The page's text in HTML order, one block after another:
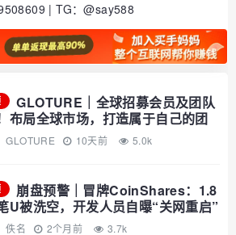
| TG：@say588
GLOTURE｜全球招募会员及团队
布局全球市场，打造属于自己的团
业，想增加收入？想打造团队？加
GLOTURE！
GLOTURE 10天前 5.0k
崩盘预警｜冒牌CoinShares：1.8
U被洗空，开发人员自曝“关网重启”
的钱早已不在账上
佚名 2个月前 3.7k